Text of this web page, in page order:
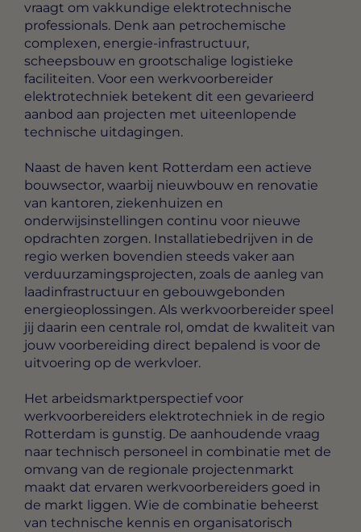
vraagt om vakkundige elektrotechnische
professionals. Denk aan petrochemische
complexen, energie-infrastructuur,
scheepsbouw en grootschalige logistieke
faciliteiten. Voor een werkvoorbereider
elektrotechniek betekent dit een gevarieerd
aanbod aan projecten met uiteenlopende
technische uitdagingen.
Naast de haven kent Rotterdam een actieve
bouwsector, waarbij nieuwbouw en renovatie
van kantoren, ziekenhuizen en
onderwijsinstellingen continu voor nieuwe
opdrachten zorgen. Installatiebedrijven in de
regio werken bovendien steeds vaker aan
verduurzamingsprojecten, zoals de aanleg van
laadinfrastructuur en gebouwgebonden
energieoplossingen. Als werkvoorbereider speel
jij daarin een centrale rol, omdat de kwaliteit van
jouw voorbereiding direct bepalend is voor de
uitvoering op de werkvloer.
Het arbeidsmarktperspectief voor
werkvoorbereiders elektrotechniek in de regio
Rotterdam is gunstig. De aanhoudende vraag
naar technisch personeel in combinatie met de
omvang van de regionale projectenmarkt
maakt dat ervaren werkvoorbereiders goed in
de markt liggen. Wie de combinatie beheerst
van technische kennis en organisatorisch